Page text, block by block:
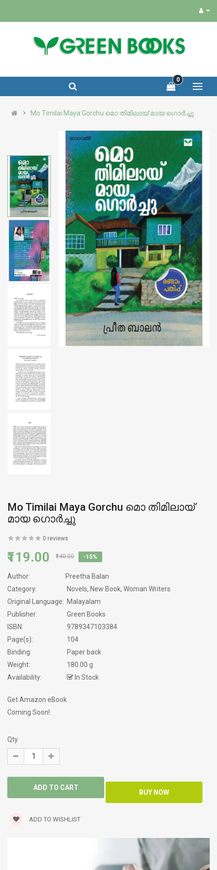
0
Mo Timilai Maya Gorchu മൊ തിമിലായ് മായ ഗൊർച്ചു
Mo Timilai Maya Gorchu മൊ തിമിലായ്
മായ ഗൊർച്ചു
0 reviews
₹119.00 ₹140.00 -15%
Author:
Preetha Balan
Category:
Novels, New Book, Woman Writers
Original Language: Malayalam
Publisher:
Green Books
ISBN:
9789347103384
Page(s):
104
Binding:
Paper back
Weight:
180.00 g
Availability:
In Stock
Get Amazon eBook
Coming Soon!.
Qty
ADD TO WISHLIST